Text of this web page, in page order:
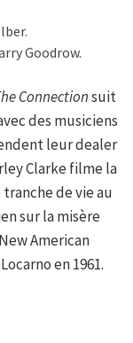
Goodrow.
Connectionsuit
des musiciens
leur dealer
Clarke filme la
de vie au
sur la misère
American
en 1961.